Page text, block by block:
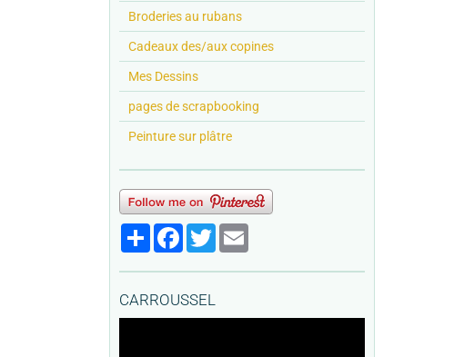
Broderies au rubans
Cadeaux des/aux copines
Mes Dessins
pages de scrapbooking
Peinture sur plâtre
PartagerFacebook
TwitterEmail
CARROUSSEL